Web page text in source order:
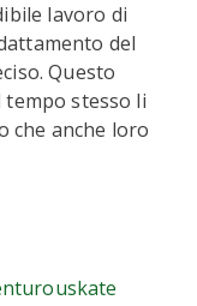
lavoro di
del
Questo
tempo stesso li
che anche loro